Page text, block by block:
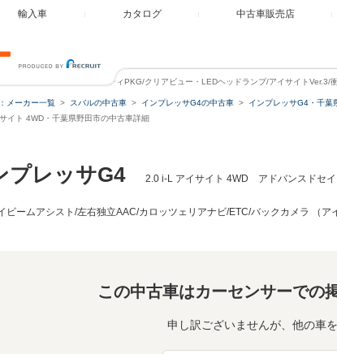
輸入車 カタログ 中古車販売店
4WD アドバンスドセイフティPKG/クリアビュー・LEDヘッドランプ/アイサイト
メーカー一覧 スバルの中古車 インプレッサG4の中古車 インプレッサG4・千葉
イト 4WD・千葉県野田市の中古車詳細
プレッサG4 2.0 i-L アイサイト 4WD アドバンスドセイ
ビームアシスト/左右独立AAC/カロッツェリアナビ/ETC/バックカメラ （ア
この中古車はカーセンサーでの
申し訳ございませんが、他の車